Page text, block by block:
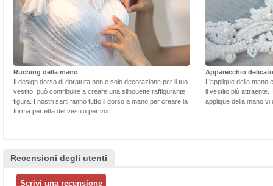
Ruching della mano
Il design dorso di doratura non è solo decorazione per il tuo
vestito, può contribuire a creare una silhouette raffigurante
figura. I nostri sarti fanno tutto il dorso a mano per creare la
forma perfetta del vestito per voi.
Apparecchio delicato
L'applique della mano
il vestito più attraente.
applique della mano
Recensioni degli utenti